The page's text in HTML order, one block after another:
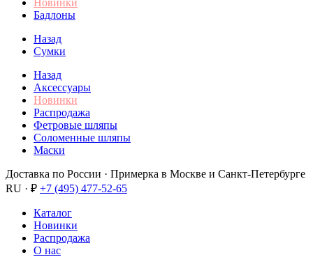
Новинки
Бадлоны
Назад
Сумки
Назад
Аксессуары
Новинки
Распродажа
Фетровые шляпы
Соломенные шляпы
Маски
Доставка по России · Примерка в Москве и Санкт-Петербурге
RU · ₽ +7 (495) 477-52-65
Каталог
Новинки
Распродажа
О нас